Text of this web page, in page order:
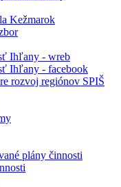
Kežmarok
Ihľany - wreb
Ihľany - facebook
rozvoj regiónov SPIŠ
plány činnosti